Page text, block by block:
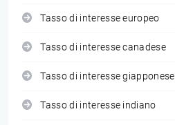
Tasso di interesse europeo
Tasso di interesse canadese
Tasso di interesse giapponese
Tasso di interesse indiano